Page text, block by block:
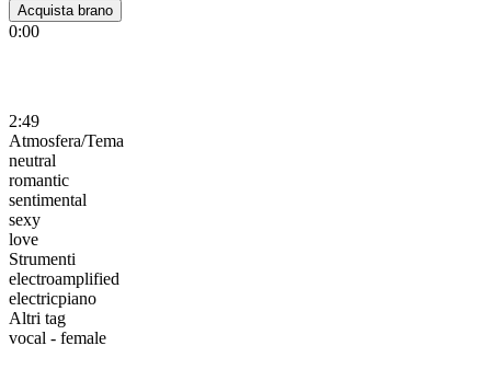
Acquista brano
0:00
2:49
Atmosfera/Tema
neutral
romantic
sentimental
sexy
love
Strumenti
electroamplified
electricpiano
Altri tag
vocal - female